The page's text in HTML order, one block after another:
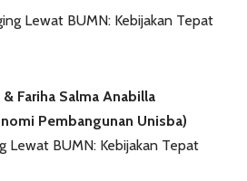
Fariha Salma Anabilla
Pembangunan Unisba)
Lewat BUMN: Kebijakan Tepat